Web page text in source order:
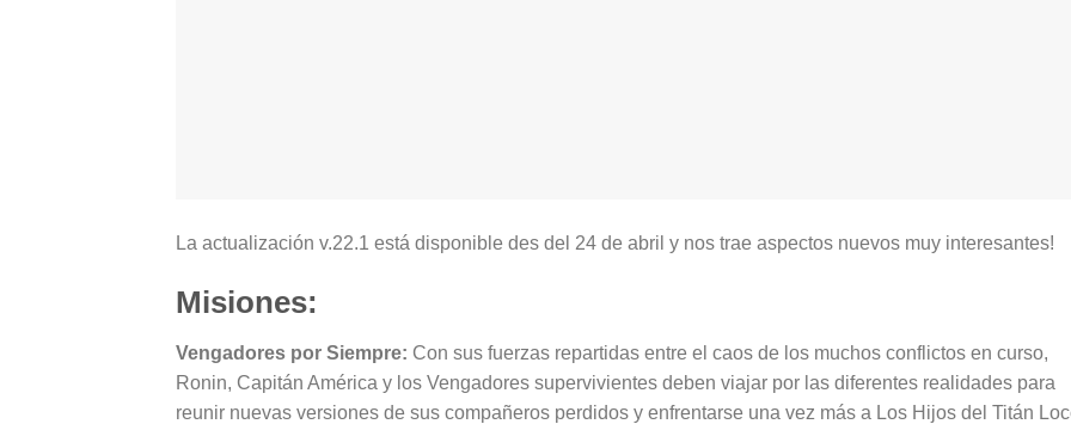
La actualización v.22.1 está disponible des del 24 de abril y nos trae aspectos nuevos muy interesantes!
Misiones:
Vengadores por Siempre: Con sus fuerzas repartidas entre el caos de los muchos conflictos en curso,
Ronin, Capitán América y los Vengadores supervivientes deben viajar por las diferentes realidades para
reunir nuevas versiones de sus compañeros perdidos y enfrentarse una vez más a Los Hijos del Titán